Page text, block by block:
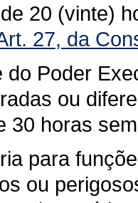
20 (vinte)
27, da
do Poder
ou
30 horas
para
ou